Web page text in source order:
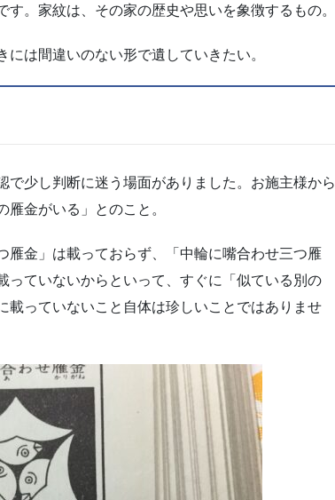
。家紋は、その家の歴史や思いを象徴するもの。
は間違いのない形で遺していきたい。
少し判断に迷う場面がありました。お施主様から
雁金がいる」とのこと。
金」は載っておらず、「中輪に嘴合わせ三つ雁
ていないからといって、すぐに「似ている別の
っていないこと自体は珍しいことではありませ